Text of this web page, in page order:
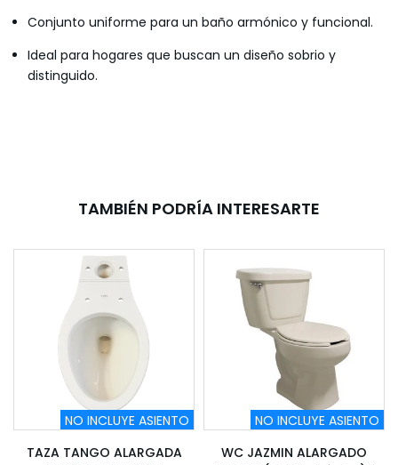
Conjunto uniforme para un baño armónico y funcional.
Ideal para hogares que buscan un diseño sobrio y
distinguido.
TAMBIÉN PODRÍA INTERESARTE
NO INCLUYE ASIENTO
TAZA TANGO ALARGADA
NO INCLUYE ASIENTO
WC JAZMIN ALARGADO